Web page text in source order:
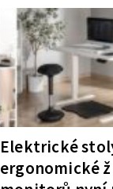
Elektrické
ergonomické